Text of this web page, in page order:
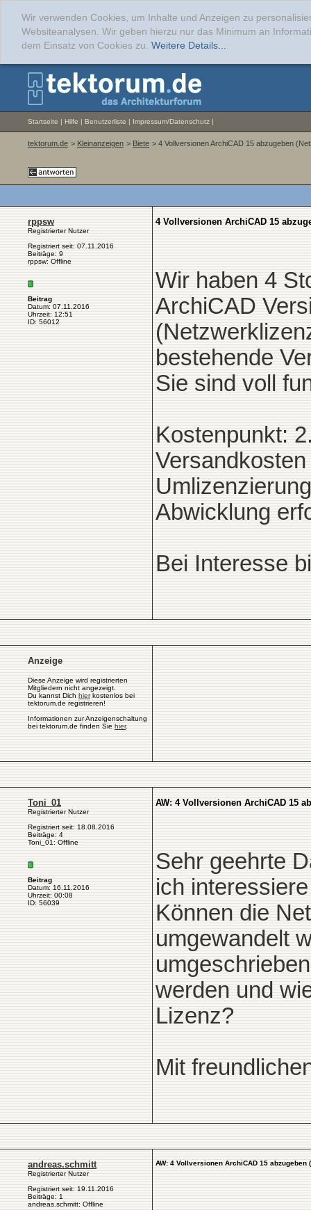
Wir verwenden Cookies, um Inhalte und Anzeigen zu
Websiteanalysen. Wir geben hierzu nur das Minimum an
dem Einsatz von Cookies zu. Weitere Details...
Startseite | Hilfe | Benutzerliste | Impressum/Datenschutz |
tektorum.de > Kleinanzeigen > Biete > 4 Vollversionen ArchiCAD 15 abzugeben
rppsw
Registrierter Nutzer
Registriert seit: 07.11.2016
Beiträge: 9
rppsw: Offline
Beitrag
Datum: 07.11.2016
Uhrzeit: 12:51
ID: 56012
4 Vollversionen ArchiCAD 15
Wir haben 4
ArchiCAD
bestehende
Sie sind voll
Kostenpunkt:
Abwicklung
Bei Interesse
Anzeige
Diese Anzeige wird registrierten
Mitgliedern nicht angezeigt.
Du kannst Dich hierkostenlos bei
tektorum.de registrieren!
Informationen zur Anzeigenschaltung
bei tektorum.de finden Sie hier.
Toni_01
Registrierter Nutzer
Registriert seit: 18.08.2016
Beiträge: 4
Toni_01: Offline
Beitrag
Datum: 16.11.2016
Uhrzeit: 00:08
ID: 56039
AW: 4 Vollversionen ArchiCAD 15
Sehr geehrte
ich
Können die
umgewandelt
umgeschrieben
werden und
Lizenz?
Mit
andreas.schmitt
Registrierter Nutzer
Registriert seit: 19.11.2016
Beiträge: 1
andreas.schmitt: Offline
AW: 4 Vollversionen ArchiCAD 15 abzugeben